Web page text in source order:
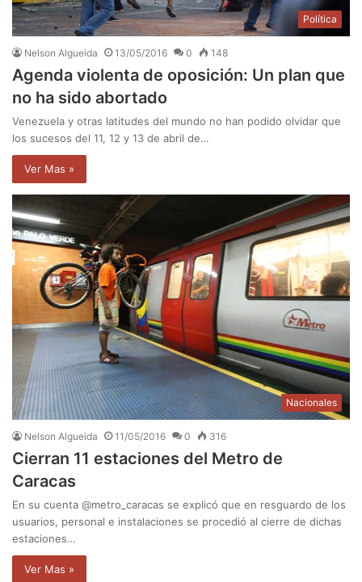
Política
Nelson Algueida 13/05/2016 0 148
Agenda violenta de oposición: Un plan que
no ha sido abortado
Venezuela y otras latitudes del mundo no han podido olvidar que
los sucesos del 11, 12 y 13 de abril de…
Ver Mas »
Nacionales
Nelson Algueida 11/05/2016 0 316
Cierran 11 estaciones del Metro de
Caracas
En su cuenta @metro_caracas se explicó que en resguardo de los
usuarios, personal e instalaciones se procedió al cierre de dichas
estaciones…
Ver Mas »